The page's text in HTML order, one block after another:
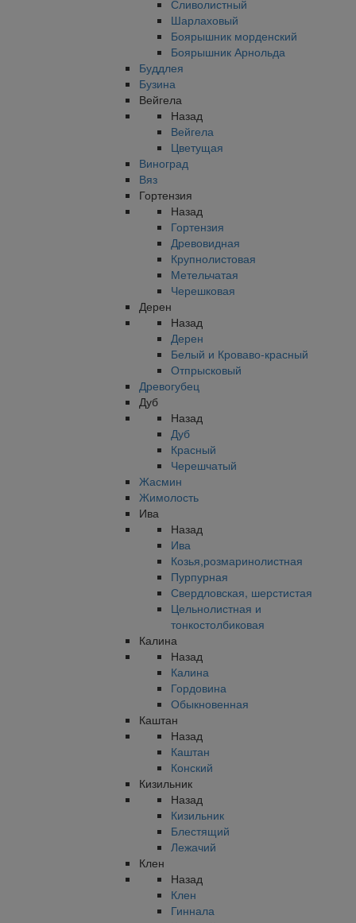
Сливолистный
Шарлаховый
Боярышник морденский
Боярышник Арнольда
Буддлея
Бузина
Вейгела
Назад
Вейгела
Цветущая
Виноград
Вяз
Гортензия
Назад
Гортензия
Древовидная
Крупнолистовая
Метельчатая
Черешковая
Дерен
Назад
Дерен
Белый и Кроваво-красный
Отпрысковый
Древогубец
Дуб
Назад
Дуб
Красный
Черешчатый
Жасмин
Жимолость
Ива
Назад
Ива
Козья,розмаринолистная
Пурпурная
Свердловская, шерстистая
Цельнолистная и
тонкостолбиковая
Калина
Назад
Калина
Гордовина
Обыкновенная
Каштан
Назад
Каштан
Конский
Кизильник
Назад
Кизильник
Блестящий
Лежачий
Клен
Назад
Клен
Гиннала